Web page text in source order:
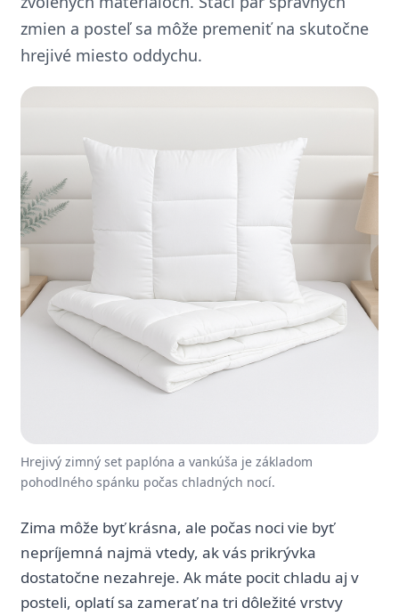
zmien a posteľ sa môže premeniť na skutočne
hrejivé miesto oddychu.
Hrejivý zimný set paplóna a vankúša je základom
pohodlného spánku počas chladných nocí.
Zima môže byť krásna, ale počas noci vie byť
nepríjemná najmä vtedy, ak vás prikrývka
dostatočne nezahreje. Ak máte pocit chladu aj v
posteli, oplatí sa zamerať na tri dôležité vrstvy